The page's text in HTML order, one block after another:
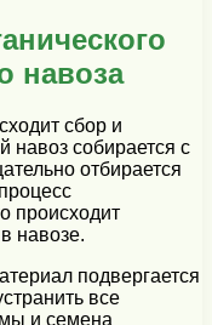
навоза
сбор и
навоз собирается с
отбирается
происходит
навозе.
подвергается
все
и семена